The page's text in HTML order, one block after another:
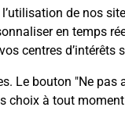
de nos
en temps
centres d’intérêts
Le bouton "Ne
choix à tout